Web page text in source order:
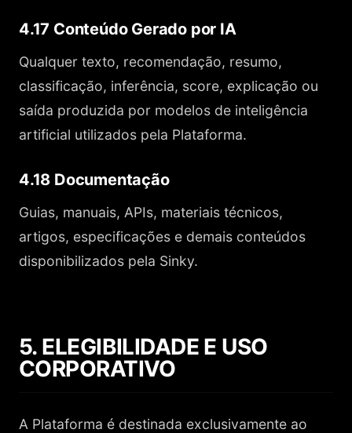
4.17 Conteúdo Gerado por IA
Qualquer texto, recomendação, resumo,
classificação, inferência, score, explicação ou
saída produzida por modelos de inteligência
artificial utilizados pela Plataforma.
4.18 Documentação
Guias, manuais, APIs, materiais técnicos,
artigos, especificações e demais conteúdos
disponibilizados pela Sinky.
5. ELEGIBILIDADE E USO
CORPORATIVO
A Plataforma é destinada exclusivamente ao